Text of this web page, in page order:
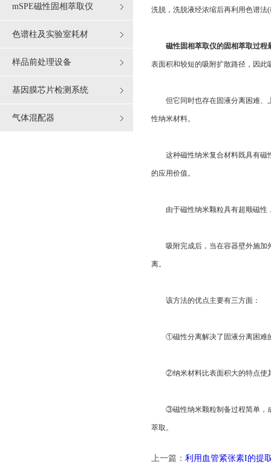
mSPE磁性固相萃取仪
色谱柱及实验室耗材
样品前处理设备
基因膜芯片检测系统
气体混配器
洗脱，洗脱液经浓缩后再利用色谱
磁性固相萃取仪的固相萃取过程
表面积和较短的吸附扩散路径，因
但它同时也存在固液分离困难、上
性纳米材料。
这种磁性纳米复合材料既具有磁性
的应用价值。
由于磁性纳米颗粒具有超顺磁性
吸附完成后，当在容器壁外施加外
离。
该方法的优点主要有三方面：
①磁性分离解决了固液分离困难的
②纳米材料比表面积大的特点使其
③磁性纳米颗粒制备过程简单，成
萃取。
上一篇： 利用血管紧张素I的提